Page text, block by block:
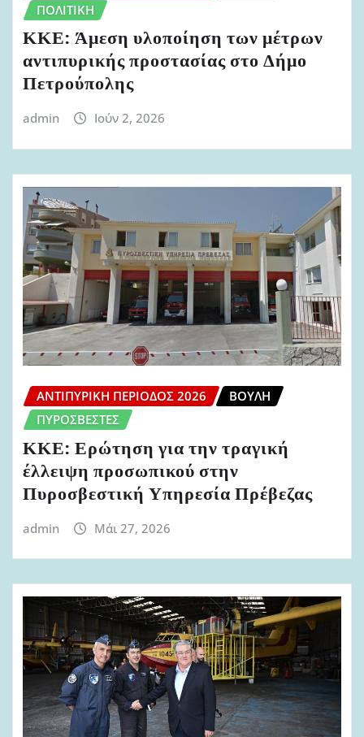
ΠΟΛΙΤΙΚΉ
ΚΚΕ: Άμεση υλοποίηση των μέτρων
αντιπυρικής προστασίας στο Δήμο
Πετρούπολης
admin Ιούν 2, 2026
ΑΝΤΙΠΥΡΙΚΉ ΠΕΡΊΟΔΟΣ 2026
ΒΟΥΛΉ
ΠΥΡΟΣΒΈΣΤΕΣ
ΚΚΕ: Ερώτηση για την τραγική
έλλειψη προσωπικού στην
Πυροσβεστική Υπηρεσία Πρέβεζας
admin Μάι 27, 2026